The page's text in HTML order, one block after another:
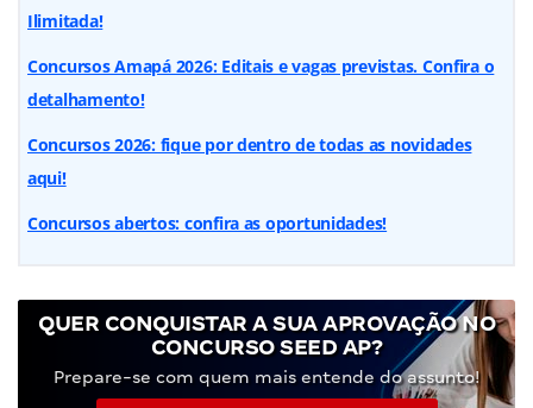
Ilimitada!
Concursos Amapá 2026: Editais e vagas previstas. Confira o
detalhamento!
Concursos 2026: fique por dentro de todas as novidades
aqui!
Concursos abertos: confira as oportunidades!
QUER CONQUISTAR A SUA APROVAÇÃO NO
CONCURSO SEED AP?
Prepare-se com quem mais entende do assunto!